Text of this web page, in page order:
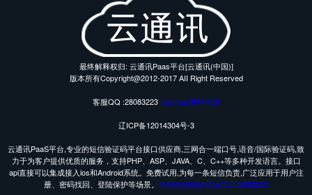
最终解释权归: 云通讯Paas平台[云通讯(中国)]
版本所有Copyright@2012-2017 AII Right Reserved
客服QQ :28083223Sitemap 网站地图
辽ICP备12014304号-3
云通讯PaaS平台,专业的短信验证码平台接口供应商,三网合一端口号,语音/国际验证码,致
力于为客户提供优质的服务，支持PHP、ASP、JAVA、C、C++等多种开发语言。接口
api直接可以集成接入ios和Android系统。免费试用,为每一条短信负责,广泛应用于用户注
册、密码找回、登陆保护等场景。 申请友情链接联系QQ:28083223